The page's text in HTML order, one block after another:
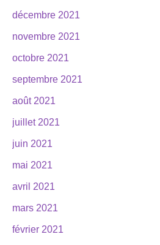
décembre 2021
novembre 2021
octobre 2021
septembre 2021
août 2021
juillet 2021
juin 2021
mai 2021
avril 2021
mars 2021
février 2021